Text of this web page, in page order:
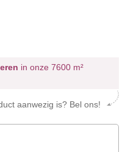
in onze 7600 m²
aanwezig is? Bel ons!